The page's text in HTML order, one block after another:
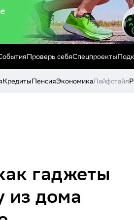
Проверь себяСпецпроекты
КредитыПенсияЭкономикаЛайфстайл
гаджеты
из дома